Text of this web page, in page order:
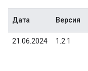
Дата Версия
21.06.2024 1.2.1